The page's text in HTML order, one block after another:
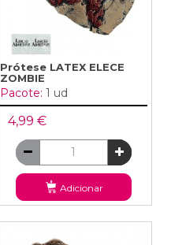
Prótese LATEX ELECE
ZOMBIE
Pacote: 1 ud
4,99 €
Adicionar